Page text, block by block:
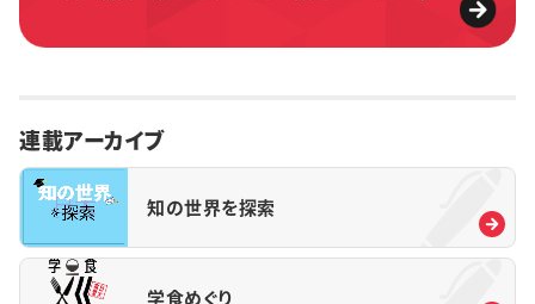
連載アーカイブ
知の世界を探索
学食めぐり